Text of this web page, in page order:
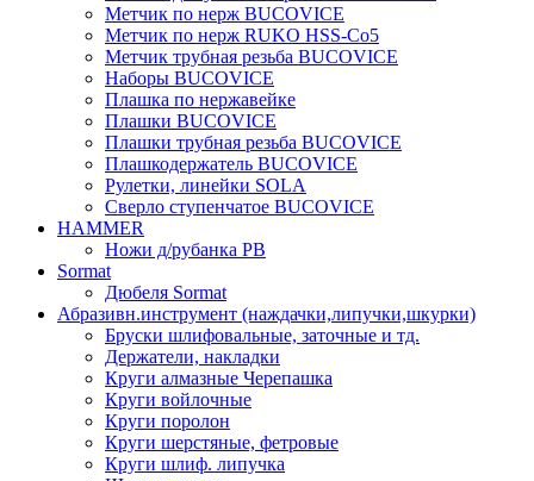
Метчик по нерж BUCOVICE
Метчик по нерж RUKO HSS-Co5
Метчик трубная резьба BUCOVICE
Наборы BUCOVICE
Плашка по нержавейке
Плашки BUCOVICE
Плашки трубная резьба BUCOVICE
Плашкодержатель BUCOVICE
Рулетки, линейки SOLA
Сверло ступенчатое BUCOVICE
HAMMER
Ножи д/рубанка РВ
Sormat
Дюбеля Sormat
Абразивн.инструмент (наждачки,липучки,шкурки)
Бруски шлифовальные, заточные и тд.
Держатели, накладки
Круги алмазные Черепашка
Круги войлочные
Круги поролон
Круги шерстяные, фетровые
Круги шлиф. липучка